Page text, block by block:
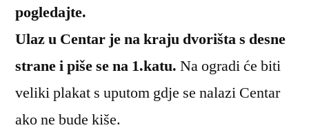
pogledajte.
Ulaz u Centar je na kraju dvorišta s desne
strane i piše se na 1.katu. Na ogradi će biti
veliki plakat s uputom gdje se nalazi Centar
ako ne bude kiše.